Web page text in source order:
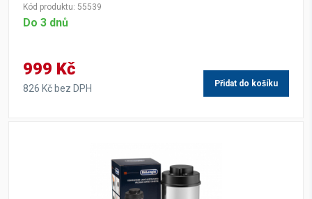
Kód produktu: 55539
Do 3 dnů
999 Kč
826 Kč bez DPH Přidat do košíku